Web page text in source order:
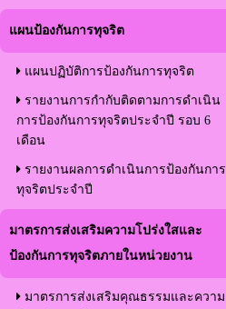
แผนป้องกันการทุจริต
แผนปฏิบัติการป้องกันการทุจริต
รายงานการกำกับติดตามการดำเนิน
การป้องกันการทุจริตประจำปี รอบ 6
เดือน
รายงานผลการดำเนินการป้องกันการ
ทุจริตประจำปี
มาตรการส่งเสริมความโปร่งใสและ
ป้องกันการทุจริตภายในหน่วยงาน
มาตรการส่งเสริมคุณธรรมและความ